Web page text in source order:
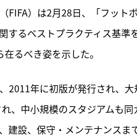
FIFA）は2月28日、「フット
するベストプラクティス基
るべき姿を示した。
2011年に初版が発行され、
、中小規模のスタジアムも
建設、保守・メンテナンス